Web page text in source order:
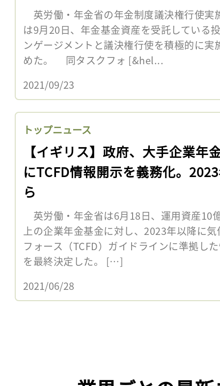
英労働・年金省の年金制度議決権行使実
は9月20日、年金基金資産を受託している
ンゲージメントと議決権行使を積極的に
めた。 同タスクフォ [&hel...
2021/09/23
トップニュース
【イギリス】政府、大手企業年
にTCFD情報開示を義務化。
ら
英労働・年金省は6月18日、運用資産10
上の企業年金基金に対し、2023年以降に
フォース（TCFD）ガイドラインに準拠し
を最終決定した。 […]
2021/06/28